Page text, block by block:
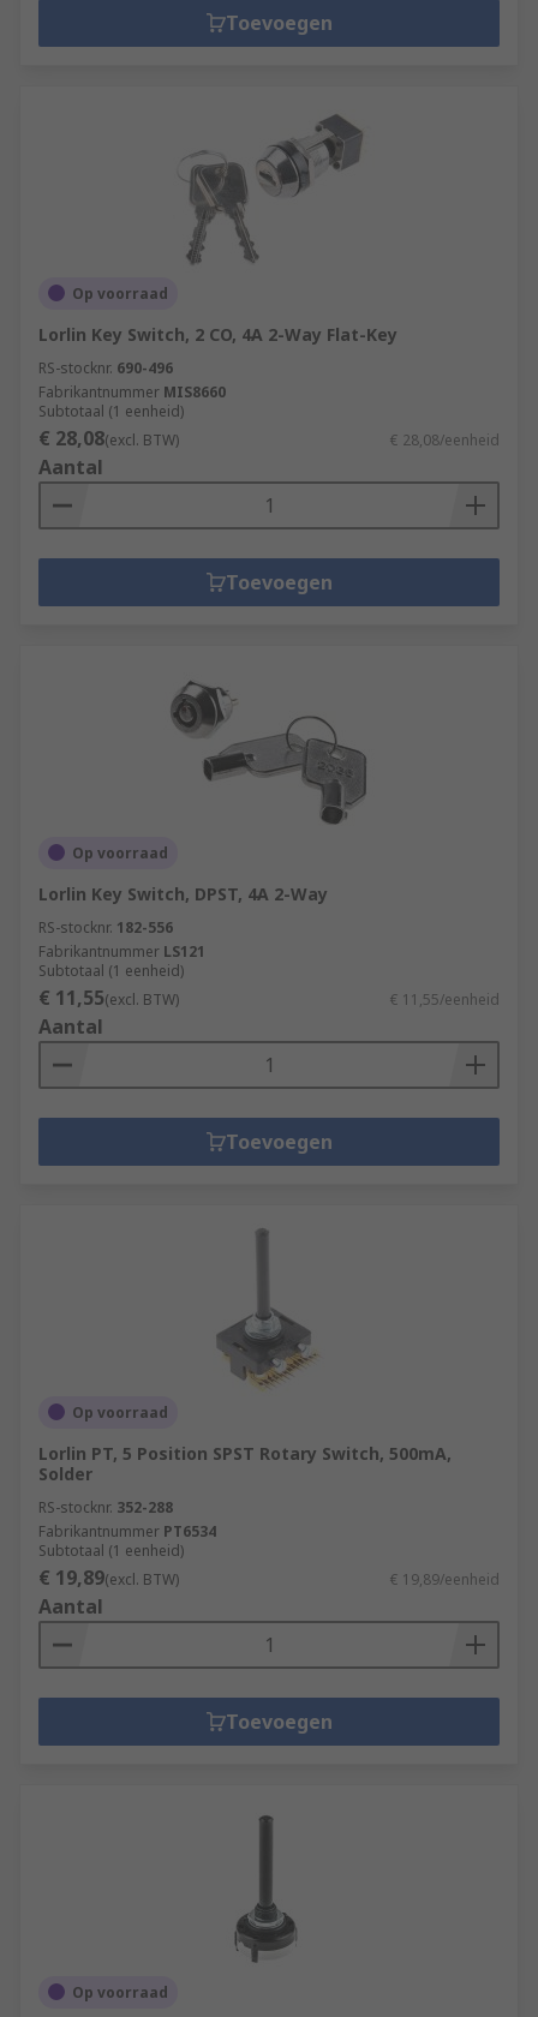
Toevoegen
Op voorraad
Lorlin Key Switch, 2 CO, 4A 2-Way Flat-Key
RS-stocknr. 690-496
Fabrikantnummer MIS8660
Subtotaal (1 eenheid)
€ 28,08(excl. BTW) € 28,08/eenheid
Aantal
Toevoegen
Op voorraad
Lorlin Key Switch, DPST, 4A 2-Way
RS-stocknr. 182-556
Fabrikantnummer LS121
Subtotaal (1 eenheid)
€ 11,55(excl. BTW) € 11,55/eenheid
Aantal
Toevoegen
Op voorraad
Lorlin PT, 5 Position SPST Rotary Switch, 500mA,
Solder
RS-stocknr. 352-288
Fabrikantnummer PT6534
Subtotaal (1 eenheid)
€ 19,89(excl. BTW) € 19,89/eenheid
Aantal
Toevoegen
Op voorraad